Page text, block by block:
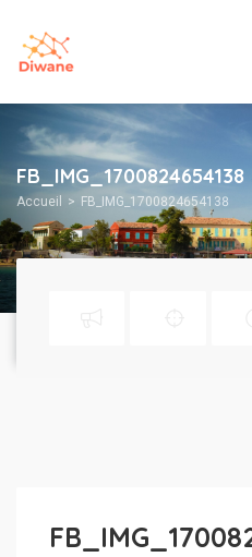
FB_IMG_1700824654138
Accueil FB_IMG_1700824654138